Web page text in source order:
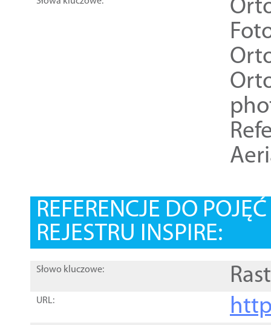
REFERENCJE DO
REJESTRU INSPIRE:
Słowo kluczowe:
URL: